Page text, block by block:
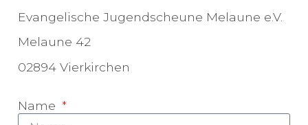
Evangelische Jugendscheune Melaune e.V.
Melaune 42
02894 Vierkirchen
Name